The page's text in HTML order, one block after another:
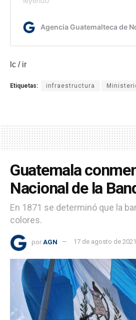
lc / ir
Etiquetas: infraestructura
Guatemala
Nacional de la
En 1871 se determinó que la
colores.
por AGN 17 de agosto de 2021